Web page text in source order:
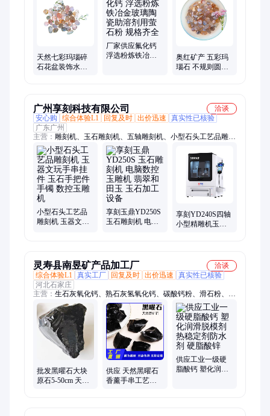
粉、石英粉、玻璃粉、麦饭石粉、白云石粉、硅藻土、绿沸石、
石膏粉、陶土、四氧化三铁、硅灰、矿渣粉、粉煤灰、膨润土、
硫化铁
天然七彩玛瑙碎
石花盆装饰水族
厂家供应氟化钙
浮选粉炼铁冶金
奥红矿产 五彩玛
瑙石 不规则圆形
广州享刻科技有限公司
洽谈
安心购
综合体验L1 回复及时 出价迅速
真实性已核验
广东广州
主营： 雕刻机、玉石雕刻机、五轴雕刻机、小型石头工艺品雕刻
机、小型雕刻机、定制雕刻机、数控精雕机、金银首饰雕刻机、
数控CNC雕刻机、工艺品雕刻机
小型石头工艺品
雕刻机 玉器文玩
享刻玉鼎YD250S
玉石雕刻机 电脑
享刻YD240S四轴
小型精雕机玉石
灵寿县南昱矿产品加工厂
洽谈
综合体验L1
真实工厂 回复及时 出价迅速
真实性已核验
河北石家庄
主营： 生石灰氧化钙、熟石灰氢氧化钙、碳酸钙粉、滑石粉、膨
润土、云母、云母岩片、珍珠岩、蛭石、玻璃粉、硅藻土、玻璃
砂、陶瓷球、陶瓷砂、铝矾土、海泡石、木粉、木质纤维、电气
石粉、锗石粉、橡胶颗粒、轮胎颗粒、石英砂、白云石
批发黑曜石大块
原石5-50cm 天然
供应 天然黑曜石
香薰手串工艺品
供应工业一级硬
脂酸钙 塑化润滑